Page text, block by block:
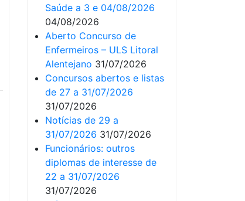
Saúde a 3 e 04/08/2026
04/08/2026
Aberto Concurso de
Enfermeiros – ULS Litoral
Alentejano 31/07/2026
Concursos abertos e listas
de 27 a 31/07/2026
31/07/2026
Notícias de 29 a
31/07/2026 31/07/2026
Funcionários: outros
diplomas de interesse de
22 a 31/07/2026
31/07/2026